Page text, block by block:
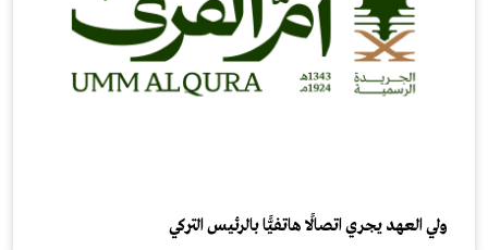
ولي العهد يجري اتصالًا هاتفيًّا بالرئيس التركي